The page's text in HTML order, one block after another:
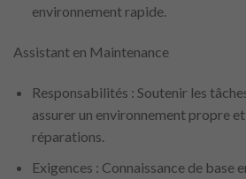
environnement rapide.
Assistant en Maintenance
Responsabilités : Soutenir les
assurer un environnement propre
réparations.
Exigences : Connaissance de base